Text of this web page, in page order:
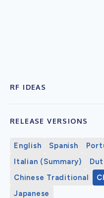
RF IDEAS
RELEASE VERSIONS
English Spanish
Italian (Summary)
Chinese Traditional
Japanese